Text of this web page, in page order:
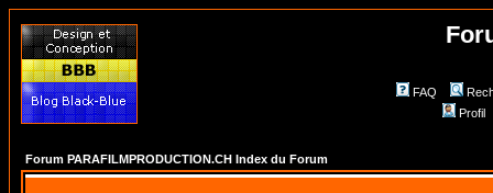
FAQ
Profil
Forum PARAFILMPRODUCTION.CH Index du Forum